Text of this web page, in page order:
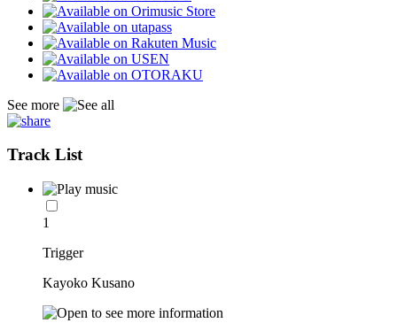
See more
Track List
1
Trigger
Kayoko Kusano